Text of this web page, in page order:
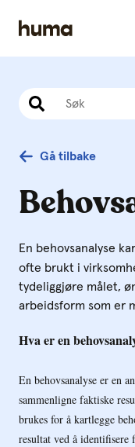
Gå tilbake
En behovsanalyse
ofte brukt i
tydeliggjøre målet,
arbeidsform som er
Hva er en
En behovsanalyse er en
sammenligne faktiske
brukes for å kartlegge
resultat ved å identifisere